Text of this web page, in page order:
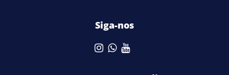
Siga-nos